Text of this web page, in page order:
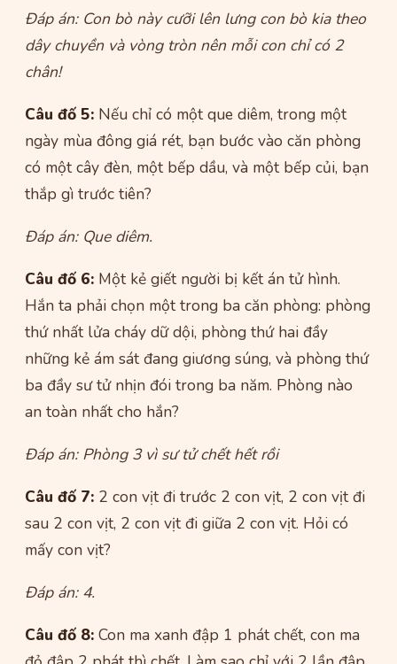
Đáp án: Con bò này cưỡi lên lưng con bò kia theo
dây chuyền và vòng tròn nên mỗi con chỉ có 2
chân!
Câu đố 5: Nếu chỉ có một que diêm, trong một
ngày mùa đông giá rét, bạn bước vào căn phòng
có một cây đèn, một bếp dầu, và một bếp củi, bạn
thắp gì trước tiên?
Đáp án: Que diêm.
Câu đố 6: Một kẻ giết người bị kết án tử hình.
Hắn ta phải chọn một trong ba căn phòng: phòng
thứ nhất lửa cháy dữ dội, phòng thứ hai đầy
những kẻ ám sát đang giương súng, và phòng thứ
ba đầy sư tử nhịn đói trong ba năm. Phòng nào
an toàn nhất cho hắn?
Đáp án: Phòng 3 vì sư tử chết hết rồi
Câu đố 7: 2 con vịt đi trước 2 con vịt, 2 con vịt đi
sau 2 con vịt, 2 con vịt đi giữa 2 con vịt. Hỏi có
mấy con vịt?
Đáp án: 4.
Câu đố 8: Con ma xanh đập 1 phát chết, con ma